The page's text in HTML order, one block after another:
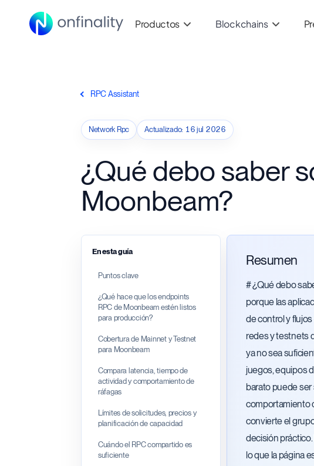
Productos Blockchains
RPC Assistant
Network Rpc Actualizado: 16 jul 2026
¿Qué debo saber
Moonbeam?
En esta guía
Puntos clave
¿Qué hace que los endpoints
RPC de Moonbeam estén listos
para producción?
Cobertura de Mainnet y Testnet
para Moonbeam
Compara latencia, tiempo de
actividad y comportamiento de
ráfagas
Límites de solicitudes, precios y
planificación de capacidad
Cuándo el RPC compartido es
suficiente
Resumen
# ¿Qué debo
porque las
de control y
redes y testnets
ya no sea
juegos, equipos
barato puede
comportamiento
convierte el
decisión
lo que la página